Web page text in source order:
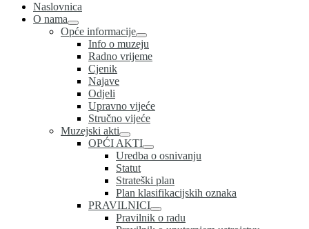
Naslovnica
O nama
Opće informacije
Info o muzeju
Radno vrijeme
Cjenik
Najave
Odjeli
Upravno vijeće
Stručno vijeće
Muzejski akti
OPĆI AKTI
Uredba o osnivanju
Statut
Strateški plan
Plan klasifikacijskih oznaka
PRAVILNICI
Pravilnik o radu